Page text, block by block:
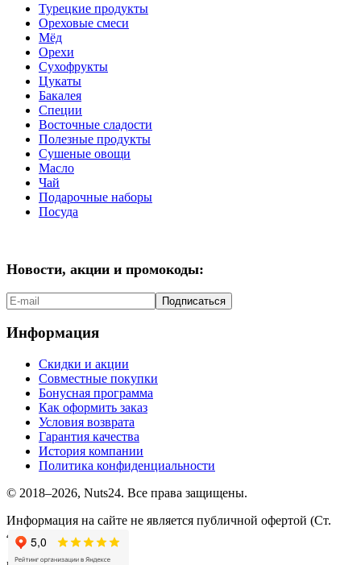
Турецкие продукты
Ореховые смеси
Мёд
Орехи
Сухофрукты
Цукаты
Бакалея
Специи
Восточные сладости
Полезные продукты
Сушеные овощи
Масло
Чай
Подарочные наборы
Посуда
Новости, акции и промокоды:
Подписаться
Информация
Скидки и акции
Совместные покупки
Бонусная программа
Как оформить заказ
Условия возврата
Гарантия качества
История компании
Политика конфиденциальности
© 2018–2026, Nuts24. Все права защищены.
Информация на сайте не является публичной офертой (Ст.
437.2 ГК РФ).